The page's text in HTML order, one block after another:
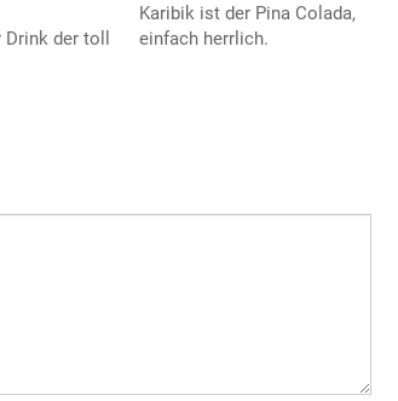
der toll
Karibik ist der Pina Colada,
einfach herrlich.